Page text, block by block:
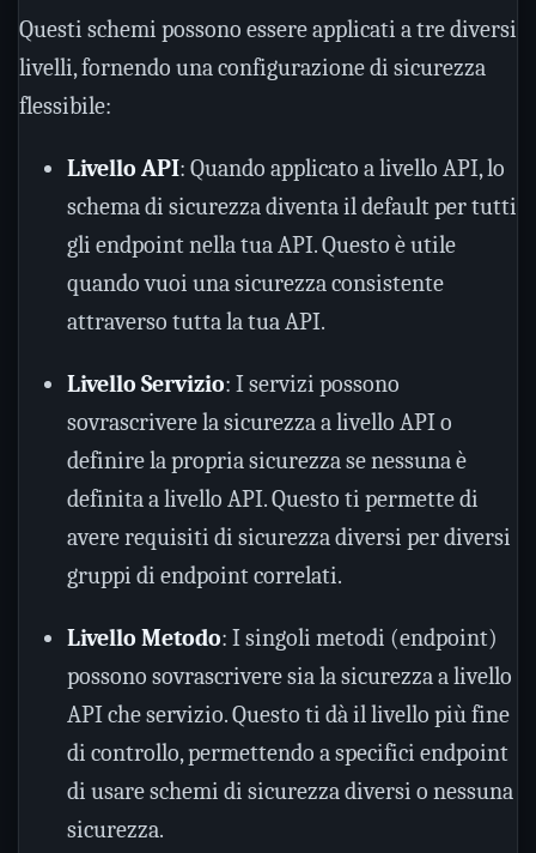
Questi schemi possono essere applicati a tre diversi
livelli, fornendo una configurazione di sicurezza
flessibile:
Livello API: Quando applicato a livello API, lo
schema di sicurezza diventa il default per tutti
gli endpoint nella tua API. Questo è utile
quando vuoi una sicurezza consistente
attraverso tutta la tua API.
Livello Servizio: I servizi possono
sovrascrivere la sicurezza a livello API o
definire la propria sicurezza se nessuna è
definita a livello API. Questo ti permette di
avere requisiti di sicurezza diversi per diversi
gruppi di endpoint correlati.
Livello Metodo: I singoli metodi (endpoint)
possono sovrascrivere sia la sicurezza a livello
API che servizio. Questo ti dà il livello più fine
di controllo, permettendo a specifici endpoint
di usare schemi di sicurezza diversi o nessuna
sicurezza.